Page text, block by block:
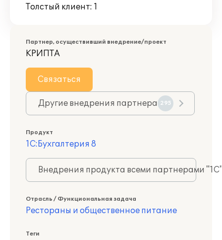
Толстый клиент: 1
Партнер, осуществивший внедрение/проект
КРИПТА
Связаться
Другие внедрения партнера 295
Продукт
1С:Бухгалтерия 8
Внедрения продукта всеми партнерами
Отрасль / Функциональная задача
Рестораны и общественное питание
Теги